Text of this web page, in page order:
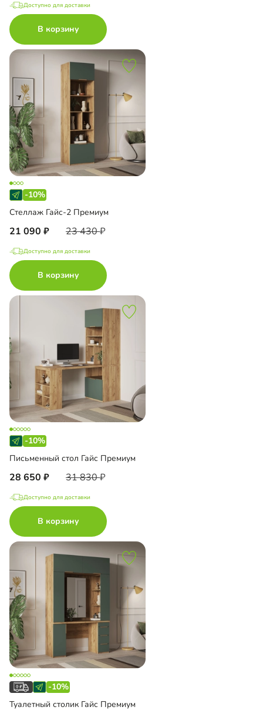
Доступно для доставки
В корзину
-10%
Стеллаж Гайс-2 Премиум
21 090 23 430
Доступно для доставки
В корзину
-10%
Письменный стол Гайс Премиум
28 650 31 830
Доступно для доставки
В корзину
-10%
Туалетный столик Гайс Премиум